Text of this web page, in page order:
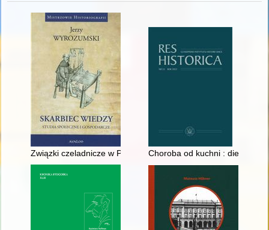
Związki czeladnicze w Polsce średniowiecznej
Choroba od kuchni : dieta a